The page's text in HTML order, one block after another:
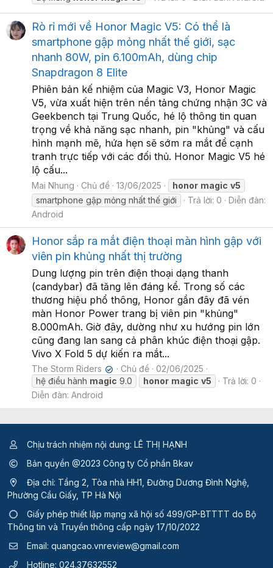
Rò rỉ mới về Honor Magic V5: Có thể là
smartphone gập mỏng nhất thế giới, sạc
nhanh 80W, pin 6.100mAh, dùng chip
Snapdragon 8 Elite
Phiên bản kế nhiệm của Magic V3, Honor Magic
V5, vừa xuất hiện trên nền tảng chứng nhận 3C và
Geekbench tại Trung Quốc, hé lộ thông tin quan
trọng về khả năng sạc nhanh, pin "khủng" và cấu
hình mạnh mẽ, hứa hẹn sẽ sớm ra mắt để cạnh
tranh trực tiếp với các đối thủ. Honor Magic V5 hé
lộ cấu...
Mai Nhung Chủ đề 13/06/2025 honor magic v5
smartphone gập mỏng nhất thế giới
Trả lời: 0
Diễn đàn:
Android
Honor sắp ra mắt điện thoại màn hình gập với
viên pin khủng nhất thị trường
Dung lượng pin trên điện thoại dạng thanh
(candybar) đã tăng lên đáng kể. Trong số các
thương hiệu phổ thông, Honor gần đây đã vén
màn Honor Power trang bị viên pin "khủng"
8.000mAh. Giờ đây, dường như xu hướng pin lớn
cũng đang lan sang cả phân khúc điện thoại gập.
Vivo X Fold 5 dự kiến ra mắt...
The Storm Riders ✔ Chủ đề
02/06/2025
hệ điều hành magic 9.0 honor magic v5
Trả lời: 0
Diễn đàn: Android
Chịu trách nhiệm nội dung: LÊ THỊ HẠNH
Bản quyền @2023 Công ty Cổ phần Bkav
Địa chỉ: Tầng 2, Tòa nhà HH1, Đường Dương Đình Nghệ,
Phường Cầu Giấy, TP Hà Nội
Giấy phép thiết lập mạng xã hội số 499/GP-BTTTT do Bộ
Thông tin và Truyền thông cấp ngày 17/10/2022
Email: quangcao.vnreview@gmail.com
Hotline: 024.37632552